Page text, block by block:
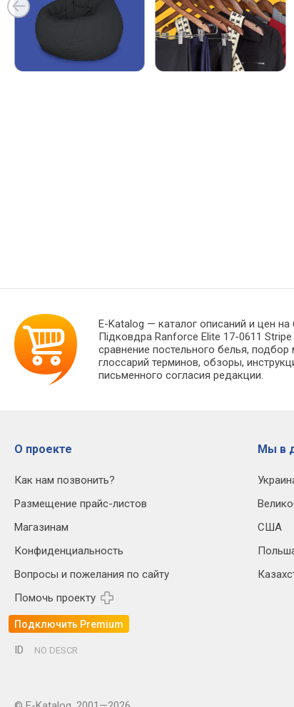
E-Katalog — каталог описаний и цен
Підковдра Ranforce Elite 17-0611
сравнение постельного белья,
глоссарий терминов, обзоры,
письменного согласия редакции.
О проекте
Как нам позвонить?
Размещение прайс-листов
Магазинам
Конфиденциальность
Вопросы и пожелания по сайту
Помочь проекту
Подключить Premium
Мы в
США
ID NO DESCR